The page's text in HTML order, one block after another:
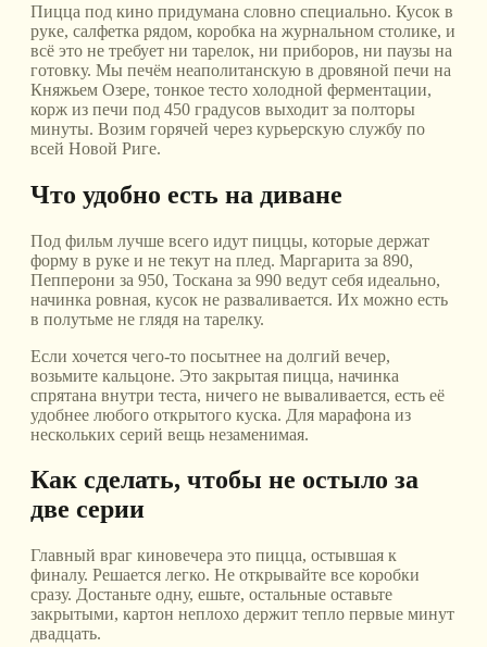
Пицца под кино придумана словно специально. Кусок в
руке, салфетка рядом, коробка на журнальном столике, и
всё это не требует ни тарелок, ни приборов, ни паузы на
готовку. Мы печём неаполитанскую в дровяной печи на
Княжьем Озере, тонкое тесто холодной ферментации,
корж из печи под 450 градусов выходит за полторы
минуты. Возим горячей через курьерскую службу по
всей Новой Риге.
Что удобно есть на диване
Под фильм лучше всего идут пиццы, которые держат
форму в руке и не текут на плед. Маргарита за 890,
Пепперони за 950, Тоскана за 990 ведут себя идеально,
начинка ровная, кусок не разваливается. Их можно есть
в полутьме не глядя на тарелку.
Если хочется чего-то посытнее на долгий вечер,
возьмите кальцоне. Это закрытая пицца, начинка
спрятана внутри теста, ничего не вываливается, есть её
удобнее любого открытого куска. Для марафона из
нескольких серий вещь незаменимая.
Как сделать, чтобы не остыло за
две серии
Главный враг киновечера это пицца, остывшая к
финалу. Решается легко. Не открывайте все коробки
сразу. Достаньте одну, ешьте, остальные оставьте
закрытыми, картон неплохо держит тепло первые минут
двадцать.